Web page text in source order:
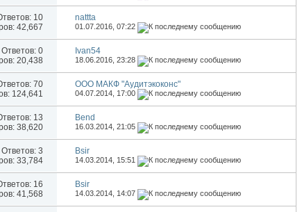
10
42,667
nattta
01.07.2016,07:22
Ответов: 0
20,438
Ivan54
18.06.2016,23:28
70
124,641
ООО МАКФ "Аудитэкоконс"
04.07.2014, 17:00
13
38,620
Bend
16.03.2014,21:05
Ответов: 3
33,784
Bsir
14.03.2014, 15:51
16
41,568
Bsir
14.03.2014, 14:07